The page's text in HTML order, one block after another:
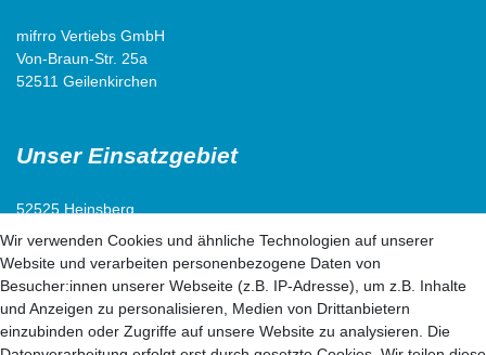
mifrro Vertiebs GmbH
Von-Braun-Str. 25a
52511 Geilenkirchen
Unser Einsatzgebiet
52525 Heinsberg
52538 Selfkant
52511 Geilenkirchen
52222 Stolberg
52428 Jülich
Wir verwenden Cookies und ähnliche Technologien auf unserer
Website und verarbeiten personenbezogene Daten von
Besucher:innen unserer Webseite (z.B. IP-Adresse), um z.B. Inhalte
und Anzeigen zu personalisieren, Medien von Drittanbietern
einzubinden oder Zugriffe auf unsere Website zu analysieren. Die